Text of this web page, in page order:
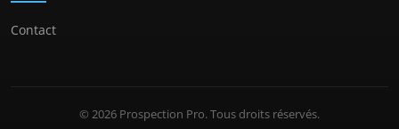
Contact
© 2026 Prospection Pro. Tous droits réservés.